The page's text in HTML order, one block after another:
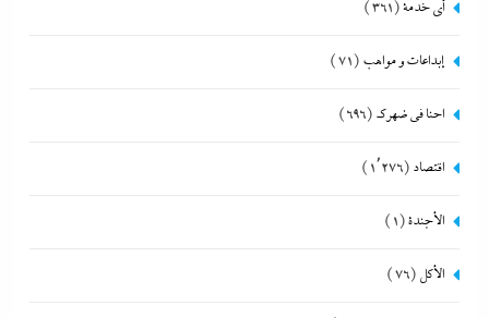
أي خدمة(361)
إبداعات و مواهب (71)
احنا في ضهرك (696)
اقتصاد (1٬276)
الأجندة(1)
الأكل (76)